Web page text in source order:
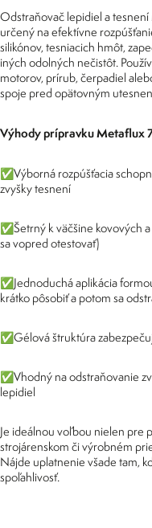
Odstraňovač lepidiel a
určený na efektívne
silikónov, tesniacich hmôt,
iných odolných nečistôt.
motorov, prírub, čerpadiel
spoje pred opätovným
Výhody prípravku Metaflux
✅Výborná rozpúšťacia
zvyšky tesnení
✅Šetrný k väčšine kovových
sa vopred otestovať)
✅Jednoduchá aplikácia
krátko pôsobiť a potom sa
✅Gélová štruktúra
✅Vhodný na odstraňovanie
lepidiel
Je ideálnou voľbou nielen pre
strojárenskom či výrobném
Nájde uplatnenie všade tam,
spoľahlivosť.